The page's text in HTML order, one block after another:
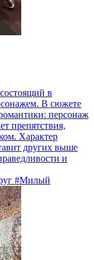
в
В сюжете
персонаж
препятствия,
Характер
других выше
и
#Милый